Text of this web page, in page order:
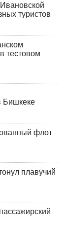
туристов
тестовом
Бишкеке
флот
плавучий